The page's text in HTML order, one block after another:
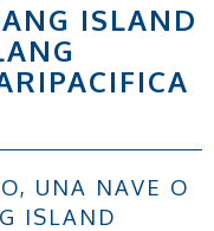
ISLAND
UNA NAVE O
ISLAND